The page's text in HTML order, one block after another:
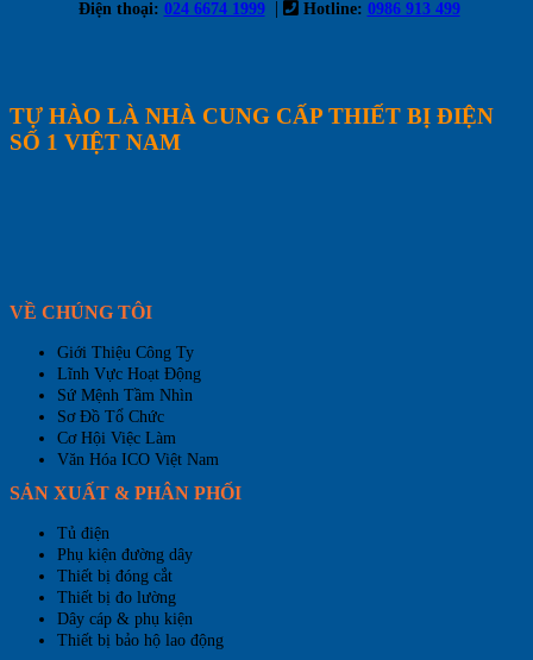
Điện thoại: 024 6674 1999 | Hotline: 0986 913 499
TỰ HÀO LÀ NHÀ CUNG CẤP THIẾT BỊ ĐIỆN
SỐ 1 VIỆT NAM
VỀ CHÚNG TÔI
Giới Thiệu Công Ty
Lĩnh Vực Hoạt Động
Sứ Mệnh Tầm Nhìn
Sơ Đồ Tổ Chức
Cơ Hội Việc Làm
Văn Hóa ICO Việt Nam
SẢN XUẤT & PHÂN PHỐI
Tủ điện
Phụ kiện đường dây
Thiết bị đóng cắt
Thiết bị đo lường
Dây cáp & phụ kiện
Thiết bị bảo hộ lao động